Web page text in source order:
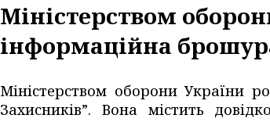
Міністерством
інформаційна
Міністерством оборони України
Захисників”. Вона містить